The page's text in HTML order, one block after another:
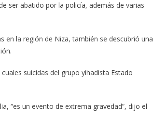
ser abatido por la policía, además de varias
en la región de Niza, también se descubrió una
suicidas del grupo yihadista Estado
“es un evento de extrema gravedad”, dijo el